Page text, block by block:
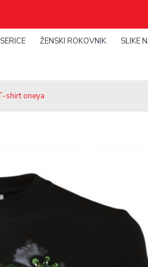
ŽENSKI ROKOVNIK SLIKE
shirt oneya